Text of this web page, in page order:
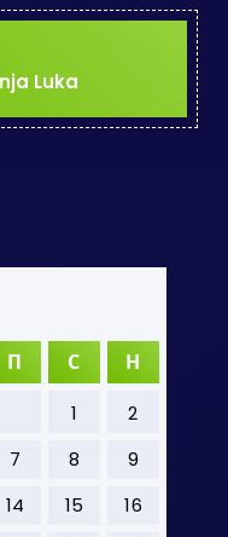
Luka
П С Н
1
2
7 8
9
14 15
16